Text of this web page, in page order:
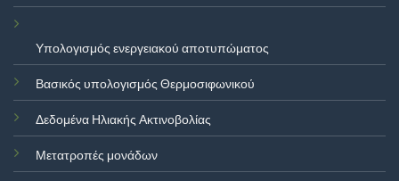
Υπολογισμός ενεργειακού αποτυπώματος
Βασικός υπολογισμός Θερμοσιφωνικού
Δεδομένα Ηλιακής Ακτινοβολίας
Μετατροπές μονάδων